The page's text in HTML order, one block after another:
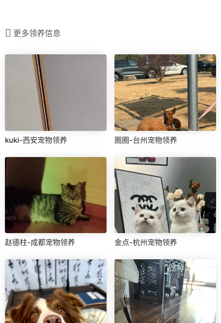
更多领养信息
kuki-西安宠物领养 圈圈-台州宠物领养
赵德柱-成都宠物领养 金点-杭州宠物领养